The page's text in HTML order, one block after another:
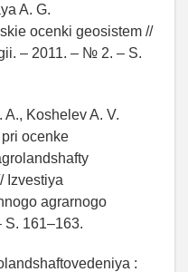
A. G.
ocenki geosistem //
– 2011. – № 2. – S.
Koshelev A. V.
ocenke
Izvestiya
agrarnogo
161–163.
: